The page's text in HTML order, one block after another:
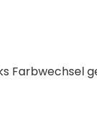
Farbwechsel